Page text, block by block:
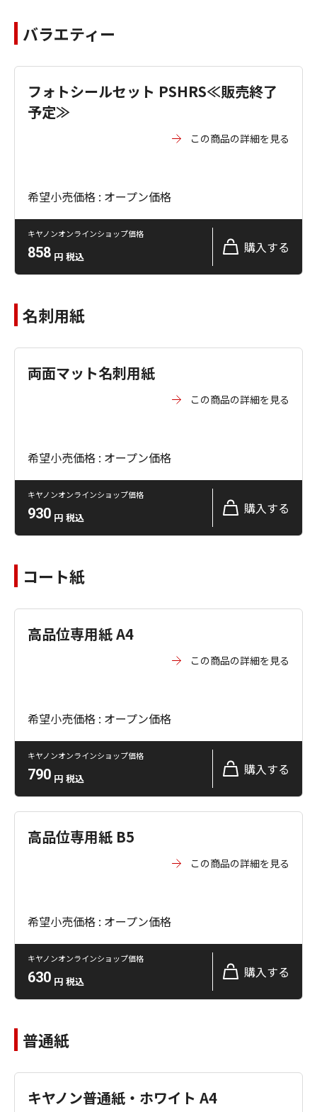
バラエティー
フォトシールセット PSHRS≪販売終了
予定≫
この商品の詳細を見る
希望小売価格 : オープン価格
キヤノンオンラインショップ価格
858 円 税込
購入する
名刺用紙
両面マット名刺用紙
この商品の詳細を見る
希望小売価格 : オープン価格
キヤノンオンラインショップ価格
930 円 税込
購入する
コート紙
高品位専用紙 A4
この商品の詳細を見る
希望小売価格 : オープン価格
キヤノンオンラインショップ価格
790 円 税込
購入する
高品位専用紙 B5
この商品の詳細を見る
希望小売価格 : オープン価格
キヤノンオンラインショップ価格
630 円 税込
購入する
普通紙
キヤノン普通紙・ホワイト A4